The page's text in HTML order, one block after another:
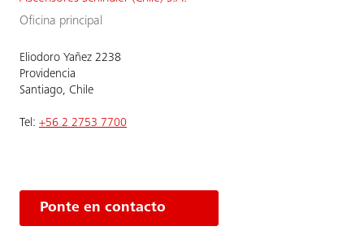
Oficina principal
Eliodoro Yañez 2238
Providencia
Santiago, Chile
Tel: +56 2 2753 7700
Ponte en contacto